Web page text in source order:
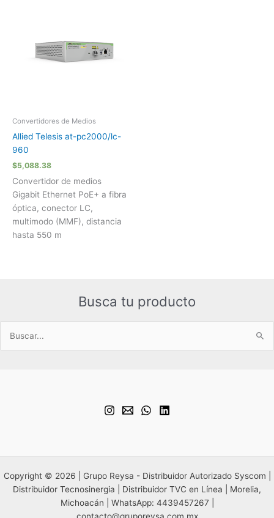
Convertidores de Medios
Allied Telesis at-pc2000/lc-
960
$5,088.38
Convertidor de medios
Gigabit Ethernet PoE+ a fibra
óptica, conector LC,
multimodo (MMF), distancia
hasta 550 m
Busca tu producto
Buscar
por:
Copyright © 2026 | Grupo Reysa - Distribuidor Autorizado Syscom |
Distribuidor Tecnosinergia | Distribuidor TVC en Línea | Morelia,
Michoacán | WhatsApp: 4439457267 |
contacto@gruporeysa.com.mx